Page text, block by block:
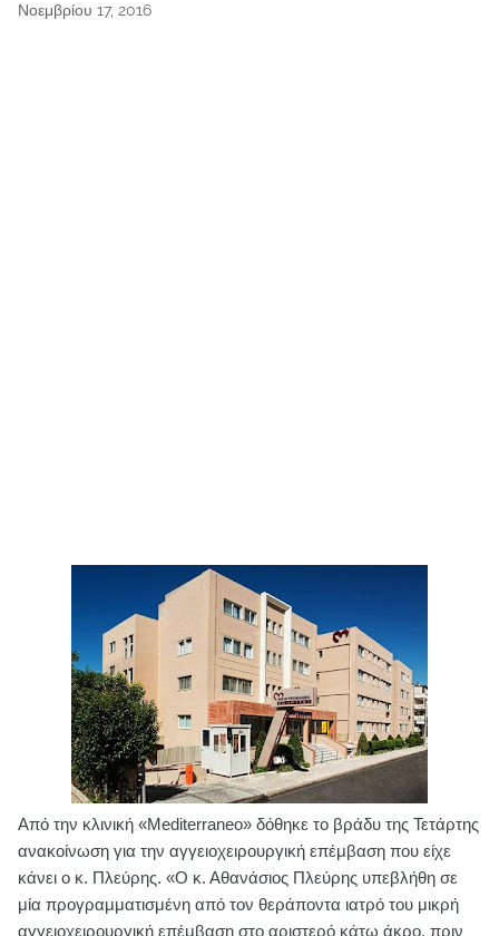
Νοεμβρίου 17, 2016
Από την κλινική «Mediterraneo» δόθηκε το βράδυ της Τετάρτης
ανακοίνωση για την αγγειοχειρουργική επέμβαση που είχε
κάνει ο κ. Πλεύρης. «Ο κ. Αθανάσιος Πλεύρης υπεβλήθη σε
μία προγραμματισμένη από τον θεράποντα ιατρό του μικρή
αγγειοχειρουργική επέμβαση στο αριστερό κάτω άκρο, πριν